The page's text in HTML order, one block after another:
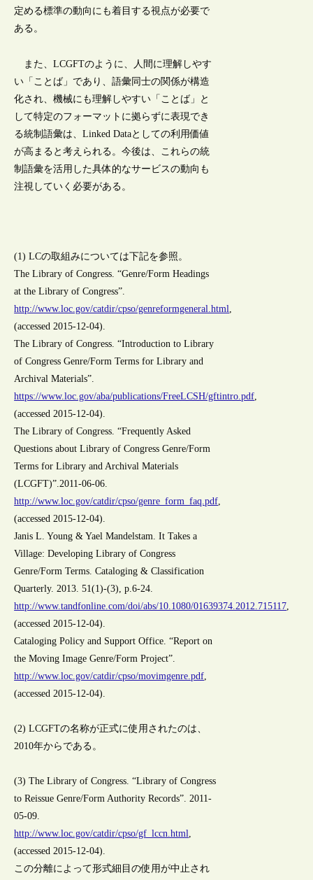
定める標準の動向にも着目する視点が必要で
ある。
また、LCGFTのように、人間に理解しやす
い「ことば」であり、語彙同士の関係が構造
化され、機械にも理解しやすい「ことば」と
して特定のフォーマットに拠らずに表現でき
る統制語彙は、Linked Dataとしての利用価値
が高まると考えられる。今後は、これらの統
制語彙を活用した具体的なサービスの動向も
注視していく必要がある。
(1) LCの取組みについては下記を参照。
The Library of Congress. “Genre/Form Headings
at the Library of Congress”.
http://www.loc.gov/catdir/cpso/genreformgeneral.html,
(accessed 2015-12-04).
The Library of Congress. “Introduction to Library
of Congress Genre/Form Terms for Library and
Archival Materials”.
https://www.loc.gov/aba/publications/FreeLCSH/gftintro.pdf,
(accessed 2015-12-04).
The Library of Congress. “Frequently Asked
Questions about Library of Congress Genre/Form
Terms for Library and Archival Materials
(LCGFT)”.2011-06-06.
http://www.loc.gov/catdir/cpso/genre_form_faq.pdf,
(accessed 2015-12-04).
Janis L. Young & Yael Mandelstam. It Takes a
Village: Developing Library of Congress
Genre/Form Terms. Cataloging & Classification
Quarterly. 2013. 51(1)-(3), p.6-24.
http://www.tandfonline.com/doi/abs/10.1080/01639374.2012.715117,
(accessed 2015-12-04).
Cataloging Policy and Support Office. “Report on
the Moving Image Genre/Form Project”.
http://www.loc.gov/catdir/cpso/movimgenre.pdf,
(accessed 2015-12-04).
(2) LCGFTの名称が正式に使用されたのは、
2010年からである。
(3) The Library of Congress. “Library of Congress
to Reissue Genre/Form Authority Records”. 2011-
05-09.
http://www.loc.gov/catdir/cpso/gf_lccn.html,
(accessed 2015-12-04).
この分離によって形式細目の使用が中止され